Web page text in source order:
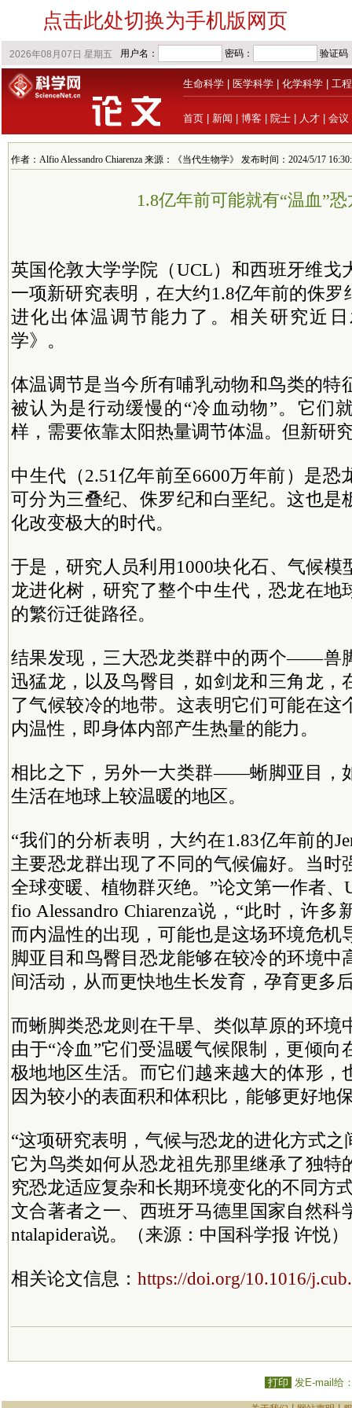
点击此处切换为手机版网页
生命科学 医学科学 化学科学 工
首页 新闻 博客 院士 人才 会议
作者：Alfio Alessandro Chiarenza 来源：《当代生物学》 发布时间：2024/5/17
1.8亿年前可能就有“温血”恐
英国伦敦大学学院（UCL）和西班牙维戈
一项新研究表明，在大约1.8亿年前的侏罗
进化出体温调节能力了。相关研究近
学》。
体温调节是当今所有哺乳动物和鸟类的特
被认为是行动缓慢的“冷血动物”。它们
样，需要依靠太阳热量调节体温。但新研
中生代（2.51亿年前至6600万年前）是恐
可分为三叠纪、侏罗纪和白垩纪。这也是
化改变极大的时代。
于是，研究人员利用1000块化石、气候模
龙进化树，研究了整个中生代，恐龙在地
的繁衍迁徙路径。
结果发现，三大恐龙类群中的两个——兽
迅猛龙，以及鸟臀目，如剑龙和三角龙，
了气候较冷的地带。这表明它们可能在这
内温性，即身体内部产生热量的能力。
相比之下，另外一大类群——蜥脚亚目，
生活在地球上较温暖的地区。
“我们的分析表明，大约在1.83亿年前的
主要恐龙群出现了不同的气候偏好。当时
全球变暖、植物群灭绝。”论文第一作者
fio Alessandro Chiarenza说，“此时，许
而内温性的出现，可能也是这场环境危机
脚亚目和鸟臀目恐龙能够在较冷的环境中
间活动，从而更快地生长发育，孕育更多
而蜥脚类恐龙则在干旱、类似草原的环境
由于“冷血”它们受温暖气候限制，更倾向
极地地区生活。而它们越来越大的体形，
因为较小的表面积和体积比，能够更好地
“这项研究表明，气候与恐龙的进化方式
它为鸟类如何从恐龙祖先那里继承了独特
究恐龙适应复杂和长期环境变化的不同方
文合著者之一、西班牙马德里国家自然科
ntalapidera说。（来源：中国科学报 许悦）
相关论文信息： https://doi.org/10.1016/
打印 发E-mail给